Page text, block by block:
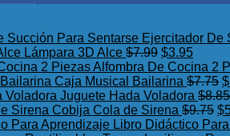
Ejercitador De
Lámpara 3D Alce $7.99 El
precio
original
era:
$7.99.
$3.95El
precio
actual
es:
$3.95.
Alfombra De Cocina 2
Caja Musical Bailarina $7.75 $
Juguete Hada Voladora $8.85
Cobija Cola de Sirena $9.75 El
$
Libro Didáctico